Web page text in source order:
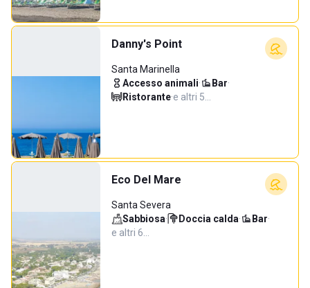
Danny's Point
Santa Marinella
Accesso animali· Bar·
Ristorante·e altri 5…
Eco Del Mare
Santa Severa
Sabbiosa· Doccia calda· Bar·
e altri 6…